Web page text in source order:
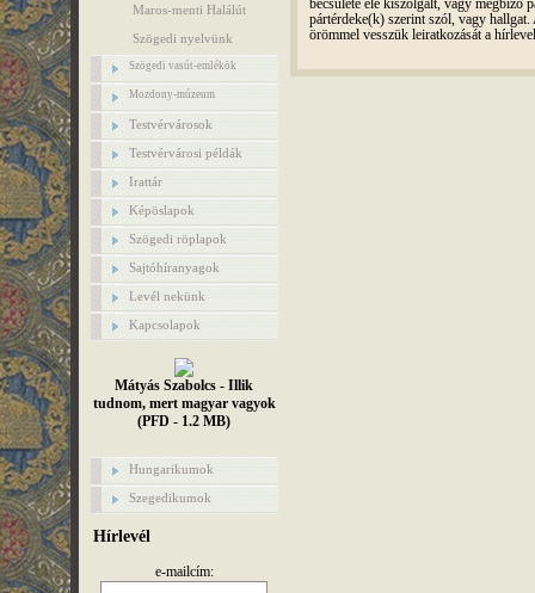
Maros-menti Halálút
Szögedi nyelvünk
Szögedi vasút-emlékök
Mozdony-múzeum
Testvérvárosok
Testvérvárosi példák
Irattár
Képöslapok
Szögedi röplapok
Sajtóhíranyagok
Levél nekünk
Kapcsolapok
Mátyás Szabolcs - Illik
tudnom, mert magyar vagyok
(PFD - 1.2 MB)
Hungarikumok
Szegedikumok
Hírlevél
e-mailcím:
becsülete elé kiszolgált, vagy megbízó
pártérdeke(k) szerint szól, vagy
örömmel vesszük leiratkozását a